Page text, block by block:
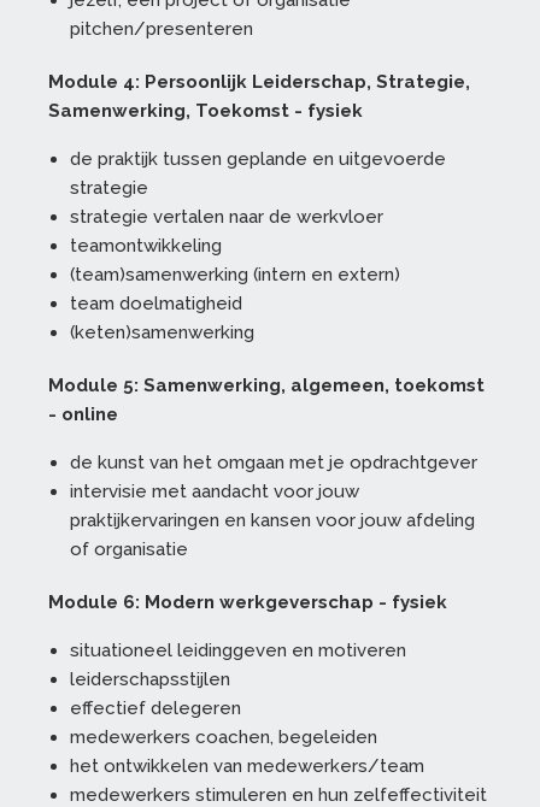
pitchen/presenteren
Module 4: Persoonlijk Leiderschap, Strategie,
Samenwerking, Toekomst - fysiek
de praktijk tussen geplande en uitgevoerde
strategie
strategie vertalen naar de werkvloer
teamontwikkeling
(team)samenwerking (intern en extern)
team doelmatigheid
(keten)samenwerking
Module 5: Samenwerking, algemeen, toekomst
- online
de kunst van het omgaan met je opdrachtgever
intervisie met aandacht voor jouw
praktijkervaringen en kansen voor jouw afdeling
of organisatie
Module 6: Modern werkgeverschap - fysiek
situationeel leidinggeven en motiveren
leiderschapsstijlen
effectief delegeren
medewerkers coachen, begeleiden
het ontwikkelen van medewerkers/team
medewerkers stimuleren en hun zelfeffectiviteit